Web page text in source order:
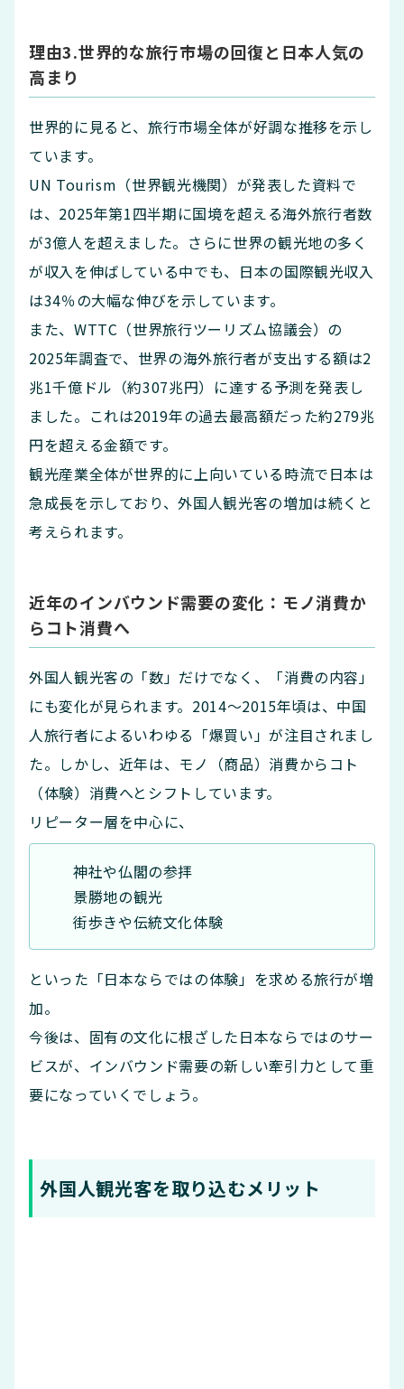
理由3.世界的な旅行市場の回復と日本人気の
高まり
世界的に見ると、旅行市場全体が好調な推移を示し
ています。
UN Tourism（世界観光機関）が発表した資料で
は、2025年第1四半期に国境を超える海外旅行者数
が3億人を超えました。さらに世界の観光地の多く
が収入を伸ばしている中でも、日本の国際観光収入
は34％の大幅な伸びを示しています。
また、WTTC（世界旅行ツーリズム協議会）の
2025年調査で、世界の海外旅行者が支出する額は2
兆1千億ドル（約307兆円）に達する予測を発表し
ました。これは2019年の過去最高額だった約279兆
円を超える金額です。
観光産業全体が世界的に上向いている時流で日本は
急成長を示しており、外国人観光客の増加は続くと
考えられます。
近年のインバウンド需要の変化：モノ消費か
らコト消費へ
外国人観光客の「数」だけでなく、「消費の内容」
にも変化が見られます。2014〜2015年頃は、中国
人旅行者によるいわゆる「爆買い」が注目されまし
た。しかし、近年は、モノ（商品）消費からコト
（体験）消費へとシフトしています。
リピーター層を中心に、
神社や仏閣の参拝
景勝地の観光
街歩きや伝統文化体験
といった「日本ならではの体験」を求める旅行が増
加。
今後は、固有の文化に根ざした日本ならではのサー
ビスが、インバウンド需要の新しい牽引力として重
要になっていくでしょう。
外国人観光客を取り込むメリット